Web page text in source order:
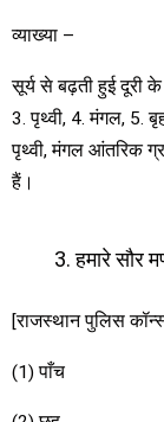
व्याख्या –
सूर्य से बढ़ती हुई दूरी
3. पृथ्वी, 4. मंगल, 5.
पृथ्वी, मंगल आंतरिक
हैं।
हमारे सौर
[राजस्थान पुलिस
(1) पाँच